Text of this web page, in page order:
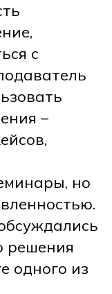
с
–
но
решения
одного из